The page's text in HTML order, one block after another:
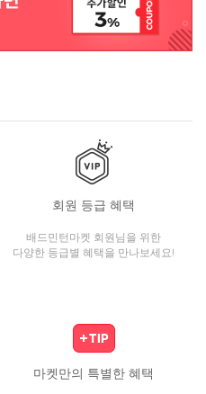
회원 등급 혜택
배드민턴마켓 회원님을 위한
다양한 등급별 혜택을 만나보세요!
마켓만의 특별한 혜택